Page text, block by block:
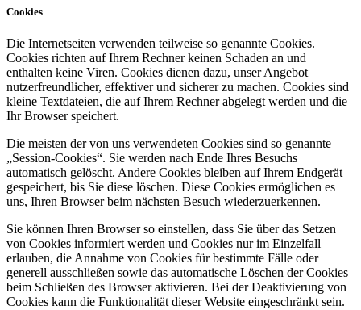
Cookies
Die Internetseiten verwenden teilweise so genannte Cookies.
Cookies richten auf Ihrem Rechner keinen Schaden an und
enthalten keine Viren. Cookies dienen dazu, unser Angebot
nutzerfreundlicher, effektiver und sicherer zu machen. Cookies sind
kleine Textdateien, die auf Ihrem Rechner abgelegt werden und die
Ihr Browser speichert.
Die meisten der von uns verwendeten Cookies sind so genannte
„Session-Cookies“. Sie werden nach Ende Ihres Besuchs
automatisch gelöscht. Andere Cookies bleiben auf Ihrem Endgerät
gespeichert, bis Sie diese löschen. Diese Cookies ermöglichen es
uns, Ihren Browser beim nächsten Besuch wiederzuerkennen.
Sie können Ihren Browser so einstellen, dass Sie über das Setzen
von Cookies informiert werden und Cookies nur im Einzelfall
erlauben, die Annahme von Cookies für bestimmte Fälle oder
generell ausschließen sowie das automatische Löschen der Cookies
beim Schließen des Browser aktivieren. Bei der Deaktivierung von
Cookies kann die Funktionalität dieser Website eingeschränkt sein.